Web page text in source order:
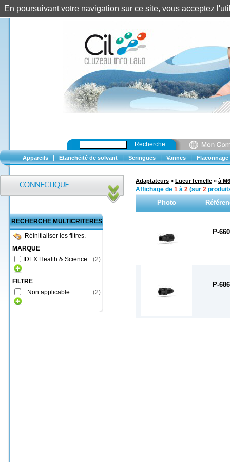
Recherche
Appareils Etanchéité de solvant Seringues Vannes Flaconnage
RECHERCHE MULTICRITERES
Réinitialiser les filtres.
MARQUE
IDEX Health & Science
(2)
FILTRE
Non applicable
(2)
Adaptateurs » Lueur femelle » à M6
Affichage de 1 à 2 (sur 2
Photo
P-660
P-686
En poursuivant votre navigation sur ce site, vous acceptez